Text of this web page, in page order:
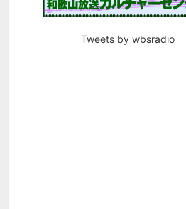
Tweets by wbsradio